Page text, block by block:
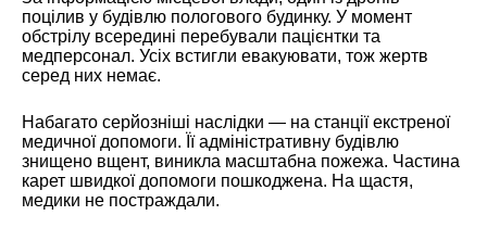
поцілив у будівлю пологового будинку. У момент
обстрілу всередині перебували пацієнтки та
медперсонал. Усіх встигли евакуювати, тож жертв
серед них немає.
Набагато серйозніші наслідки — на станції екстреної
медичної допомоги. Її адміністративну будівлю
знищено вщент, виникла масштабна пожежа. Частина
карет швидкої допомоги пошкоджена. На щастя,
медики не постраждали.